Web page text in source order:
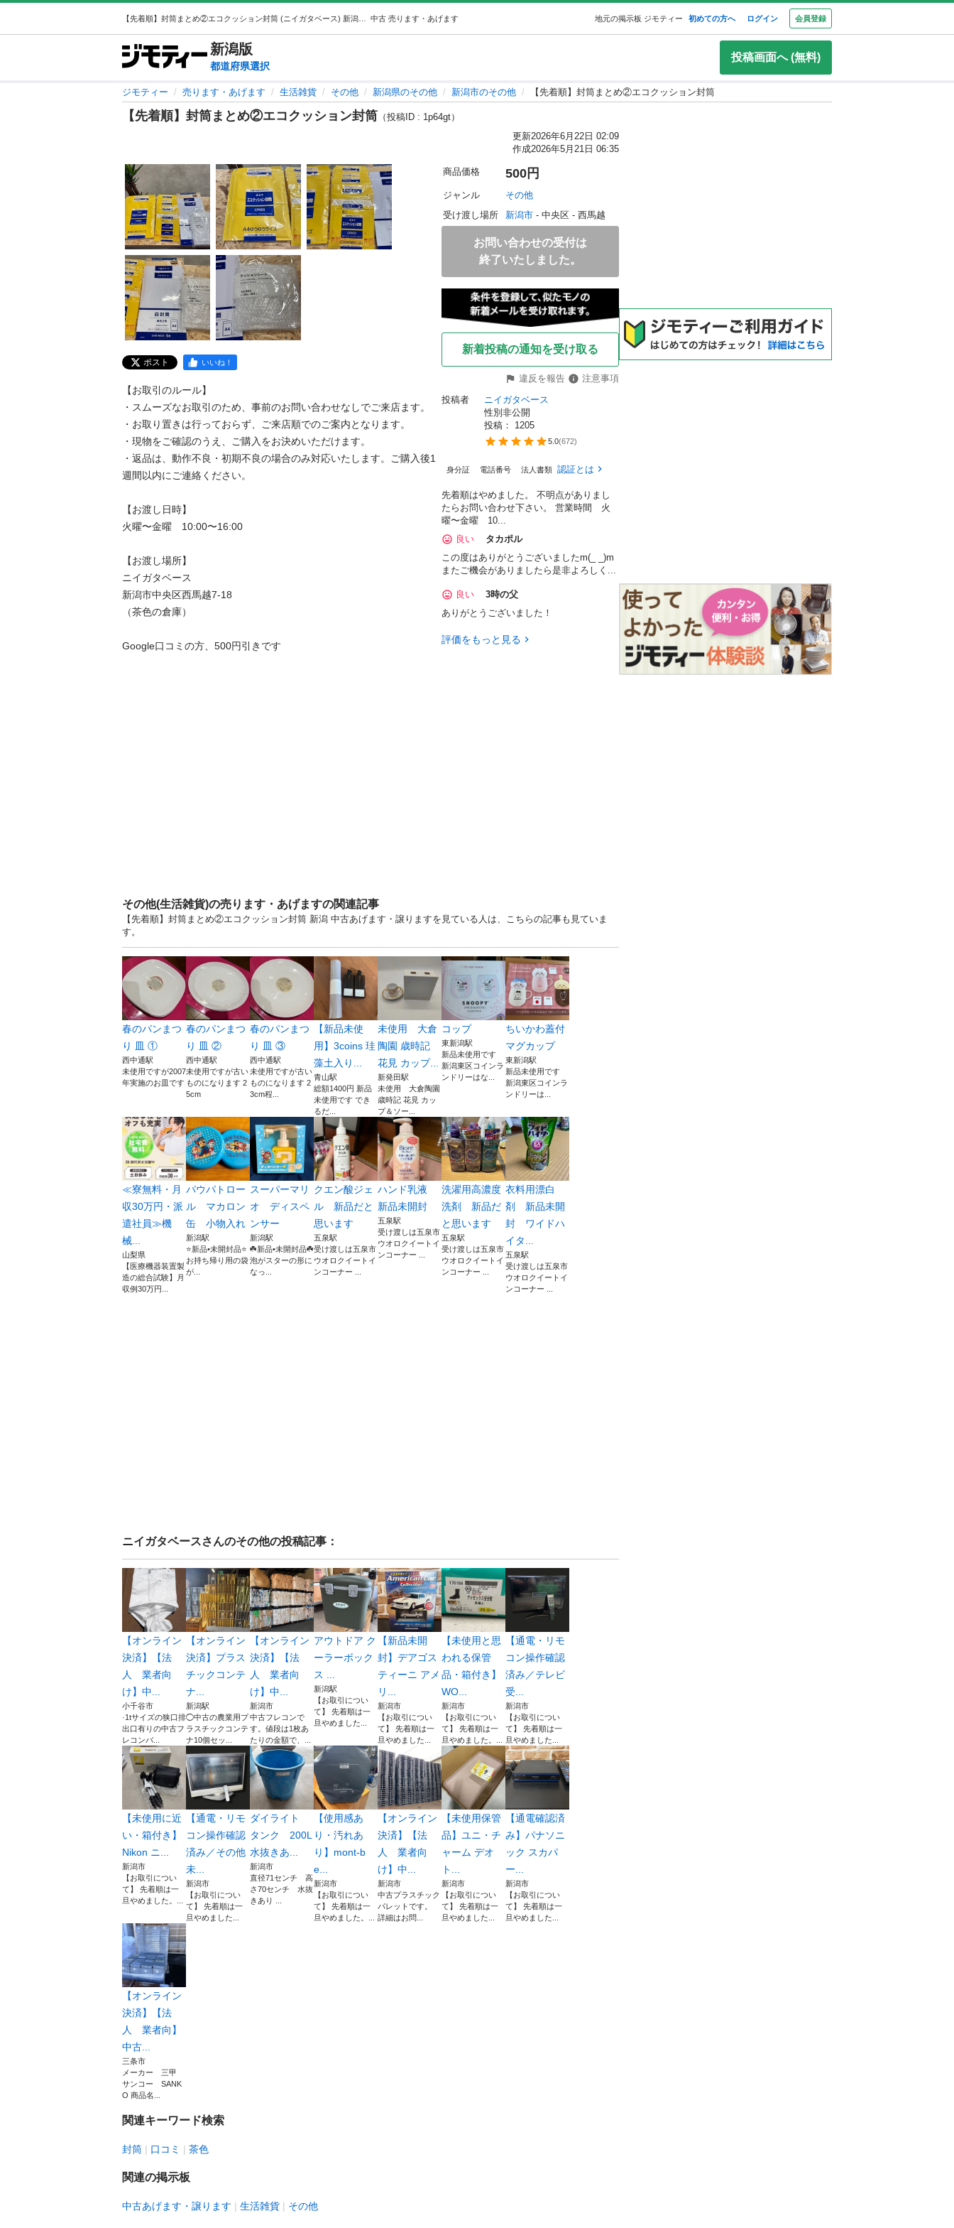
中古 売ります・あげます 地元の掲示板 ジモティー 初めての方へ ログイン 会員登録
新潟版
都道府県選択
投稿画面へ (無料)
ジモティー 売ります・あげます 生活雑貨 その他 新潟県のその他 新潟市のその他 【先着順】封筒まとめ②エコクッション封筒
【先着順】封筒まとめ②エコクッション封筒 （投稿ID : 1p64gt）
更新2026年6月22日 02:09
作成2026年5月21日 06:35
ポスト いいね！
【お取引のルール】
・スムーズなお取引のため、事前のお問い合わせなしでご来店ます。
・お取り置きは行っておらず、ご来店順でのご案内となります。
・現物をご確認のうえ、ご購入をお決めいただけます。
・返品は、動作不良・初期不良の場合のみ対応いたします。ご購入後1
週間以内にご連絡ください。
【お渡し日時】
火曜〜金曜　10:00〜16:00
【お渡し場所】
ニイガタベース
新潟市中央区西馬越7-18
（茶色の倉庫）
Google口コミの方、500円引きです
商品価格 500円
ジャンル
その他
受け渡し場所
新潟市 - 中央区 - 西馬越
お問い合わせの受付は
終了いたしました。
新着投稿の通知を受け取る
違反を報告
注意事項
投稿者
ニイガタベース
性別非公開
投稿： 1205
5.0(672)
身分証 電話番号 法人書類 認証とは
先着順はやめました。 不明点がありまし
たらお問い合わせ下さい。 営業時間 火
曜〜金曜 10...
良い
タカポル
この度はありがとうございましたm(_ _)m
またご機会がありましたら是非よろしく...
良い
3時の父
ありがとうございました！
評価をもっと見る
その他(生活雑貨)の売ります・あげますの関連記事
【先着順】封筒まとめ②エコクッション封筒 新潟 中古あげます・譲りますを見ている人は、こちらの記事も見ていま
す。
春のパンまつ
り 皿 ①
西中通駅
未使用ですが2007
年実施のお皿です
春のパンまつ
り 皿 ②
西中通駅
未使用ですが古い
ものになります 2
5cm
春のパンまつ
り 皿 ③
西中通駅
未使用ですが古い
ものになります 2
3cm程...
【新品未使
用】3coins 珪
藻土入り...
青山駅
総額1400円 新品
未使用です でき
るだ...
未使用 大倉
陶園 歳時記
花見 カップ...
新発田駅
未使用 大倉陶園
歳時記 花見 カッ
プ＆ソー...
コップ
東新潟駅
新品未使用です
新潟東区コインラ
ンドリーはな...
ちいかわ蓋付
マグカップ
東新潟駅
新品未使用です
新潟東区コインラ
ンドリーは...
≪寮無料・月
収30万円・派
遣社員≫機
械...
山梨県
【医療機器装置製
造の総合試験】月
収例30万円...
パウパトロー
ル マカロン
缶 小物入れ
新潟駅
⭐️新品•未開封品⭐️
お持ち帰り用の袋
が...
スーパーマリ
オ ディスペ
ンサー
新潟駅
☘️新品•未開封品☘️
泡がスターの形に
なっ...
クエン酸ジェ
ル 新品だと
思います
五泉駅
受け渡しは五泉市
ウオロクイートイ
ンコーナー ...
ハンド乳液
新品未開封
五泉駅
受け渡しは五泉市
ウオロクイートイ
ンコーナー ...
洗濯用高濃度
洗剤 新品だ
と思います
五泉駅
受け渡しは五泉市
ウオロクイートイ
ンコーナー ...
衣料用漂白
剤 新品未開
封 ワイドハ
イタ...
五泉駅
受け渡しは五泉市
ウオロクイートイ
ンコーナー ...
ニイガタベースさんのその他の投稿記事：
【オンライン
決済】【法
人 業者向
け】中...
小千谷市
·1tサイズの狭口排
出口有りの中古フ
レコンバ...
【オンライン
決済】プラス
チックコンテ
ナ...
新潟駅
◯中古の農業用プ
ラスチックコンテ
ナ10個セッ...
【オンライン
決済】【法
人 業者向
け】中...
新潟市
中古フレコンで
す。値段は1枚あ
たりの金額で、...
アウトドア ク
ーラーボック
ス ...
新潟駅
【お取引につい
て】 先着順は一
旦やめました...
【新品未開
封】デアゴス
ティーニ アメ
リ...
新潟市
【お取引につい
て】 先着順は一
旦やめました...
【未使用と思
われる保管
品・箱付き】
WO...
新潟市
【お取引につい
て】 先着順は一
旦やめました。...
【通電・リモ
コン操作確認
済み／テレビ
受...
新潟市
【お取引につい
て】 先着順は一
旦やめました...
【未使用に近
い・箱付き】
Nikon ニ...
新潟市
【お取引につい
て】 先着順は一
旦やめました。...
【通電・リモ
コン操作確認
済み／その他
未...
新潟市
【お取引につい
て】 先着順は一
旦やめました...
ダイライト
タンク 200L
水抜きあ...
新潟市
直径71センチ 高
さ70センチ 水抜
きあり ...
【使用感あ
り・汚れあ
り】mont-b
e...
新潟市
【お取引につい
て】 先着順は一
旦やめました。...
【オンライン
決済】【法
人 業者向
け】中...
新潟市
中古プラスチック
パレットです。
詳細はお問...
【未使用保管
品】ユニ・チ
ャーム デオ
ト...
新潟市
【お取引につい
て】 先着順は一
旦やめました...
【通電確認済
み】パナソニ
ック スカパ
ー...
新潟市
【お取引につい
て】 先着順は一
旦やめました...
【オンライン
決済】【法
人 業者向】
中古...
三条市
メーカー 三甲
サンコー SANK
O 商品名...
関連キーワード検索
封筒 口コミ 茶色
関連の掲示板
中古あげます・譲ります 生活雑貨 その他